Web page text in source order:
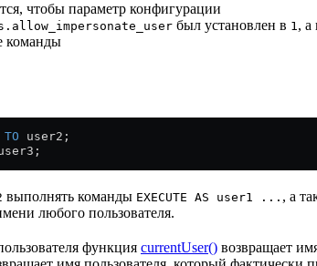
чтобы параметр конфигурации
был установлен в 1, а
команды
TO user2;
выполнять команды EXECUTE AS user1 ... , а
любого пользователя.
функция currentUser() возвращает